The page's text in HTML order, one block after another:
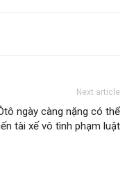
Next article
ngày càng nặng có thể
tài xế vô tình phạm luật